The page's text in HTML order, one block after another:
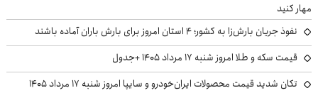
مهار کنید
نفوذ جریان بارش‌زا به کشور؛ ۴ استان امروز برای بارش باران آماده باشند
قیمت سکه و طلا امروز شنبه ۱۷ مرداد ۱۴۰۵ +جدول
تکان شدید قیمت محصولات ایران‌خودرو و سایپا امروز شنبه ۱۷ مرداد ۱۴۰۵